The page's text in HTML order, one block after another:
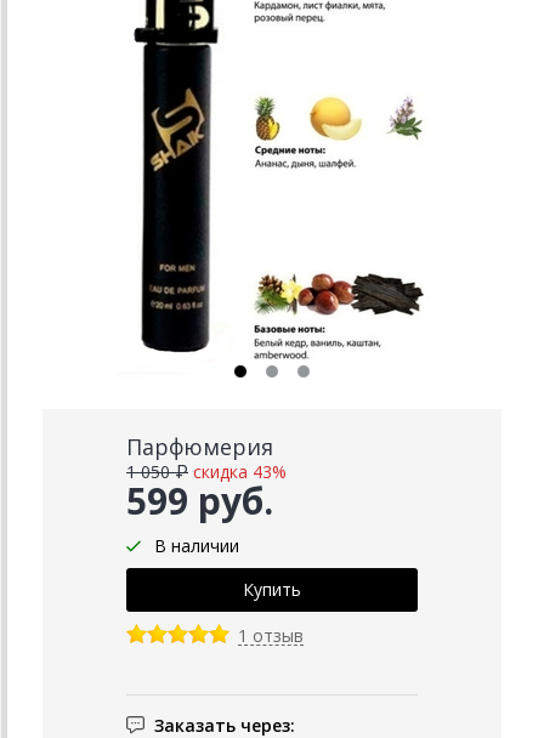
Парфюмерия
599 руб.
1 050 ₽ скидка 43%
В наличии
1 отзыв
Заказать через: